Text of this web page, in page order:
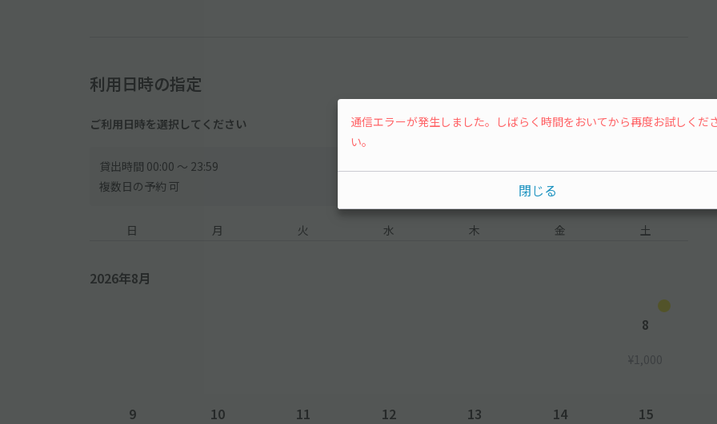
利用日時の指定
ご利用日時を選択してください
貸出時間 00:00 〜 23:59
複数日の予約 可
日 月 火 水 木 金 土
2026年8月
8
¥1,000
9 10 11 12 13 14 15
通信エラーが発生しました。しばらく時間をおいてから再度お試しくだ
い。
閉じる